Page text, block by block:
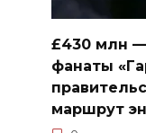
£430 млн
фанаты
маршрут